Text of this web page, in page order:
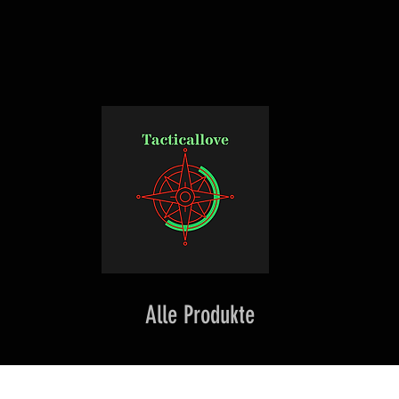
Alle Produkte